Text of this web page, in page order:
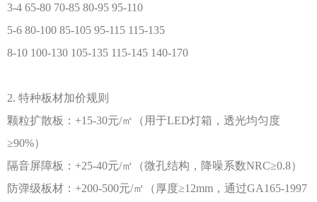
3-4 65-80 70-85 80-95 95-110
5-6 80-100 85-105 95-115 115-135
8-10 100-130 105-135 115-145 140-170
2. 特种板材加价规则
颗粒扩散板： +15-30元/㎡（用于LED灯箱，透光均匀度
≥90%）
隔音屏障板： +25-40元/㎡（微孔结构，降噪系数NRC≥0.8）
防弹级板材： +200-500元/㎡（厚度≥12mm，通过GA165-1997